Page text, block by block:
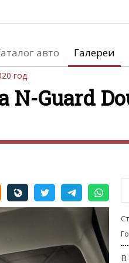
авто Галереи
год
Guard
мировых автосалонов
В